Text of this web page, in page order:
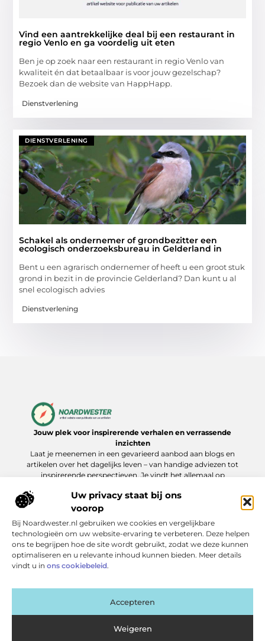
Uw privacy staat bij ons
voorop
Bij Noardwester.nl gebruiken we cookies en vergelijkbare
technologieën om uw website-ervaring te verbeteren. Deze helpen
ons te begrijpen hoe de site wordt gebruikt, zodat we deze kunnen
optimaliseren en u relevante inhoud kunnen bieden. Meer details
vindt u in ons cookiebeleid.
Accepteren
Weigeren
Vind een aantrekkelijke deal bij een restaurant in
regio Venlo en ga voordelig uit eten
Ben je op zoek naar een restaurant in regio Venlo van
kwaliteit én dat betaalbaar is voor jouw gezelschap?
Bezoek dan de website van HappHapp.
Dienstverlening
DIENSTVERLENING
Schakel als ondernemer of grondbezitter een
ecologisch onderzoeksbureau in Gelderland in
Bent u een agrarisch ondernemer of heeft u een groot stuk
grond in bezit in de provincie Gelderland? Dan kunt u al
snel ecologisch advies
Dienstverlening
Jouw plek voor inspirerende verhalen en verrassende
inzichten
Laat je meenemen in een gevarieerd aanbod aan blogs en
artikelen over het dagelijks leven – van handige adviezen tot
inspirerende perspectieven. Je vindt het allemaal op
Onze informatie
Bericht categorie